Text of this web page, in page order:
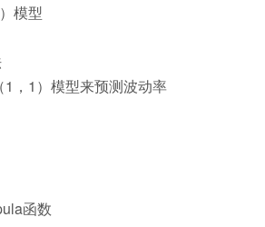
模型
，1）模型来预测波动率
函数